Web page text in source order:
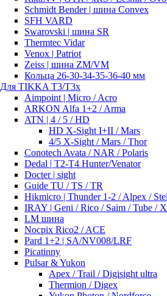
Schmidt Bender | шина Convex
SFH VARD
Swarovski | шина SR
Thermtec Vidar
Venox | Patriot
Zeiss | шина ZM/VM
Кольца 26-30-34-35-36-40 мм
Для TIKKA T3/T3x
Aimpoint | Micro / Acro
ARKON Alfa 1+2 / Arma
ATN | 4 / 5 / HD
HD X-Sight I+II / Mars
4/5 X-Sight / Mars / Thor
Conotech Avata / NAR / Polaris
Dedal | T2-T4 Hunter/Venator
Docter | sight
Guide TU / TS / TR
Hikmicro | Thunder 1-2 / Alpex /
IRAY | Geni / Rico / Saim / Tube /
LM шина
Nocpix Rico2 / ACE
Pard 1+2 | SA/NV008/LRF
Picatinny
Pulsar & Yukon
Apex / Trail / Digisight ultra
Thermion / Digex